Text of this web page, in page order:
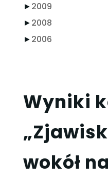
►2009
►2008
►2006
Wyniki
wokół